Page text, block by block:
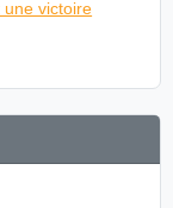
une victoire